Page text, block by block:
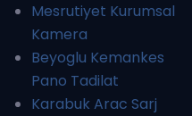
Mesrutiyet Kurumsal
Kamera
Beyoglu Kemankes
Pano Tadilat
Karabuk Arac Sarj